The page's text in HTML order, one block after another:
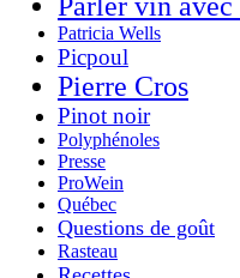
Patricia Wells
Picpoul
Pierre Cros
Pinot noir
Polyphénoles
Presse
ProWein
Québec
Questions de goût
Rasteau